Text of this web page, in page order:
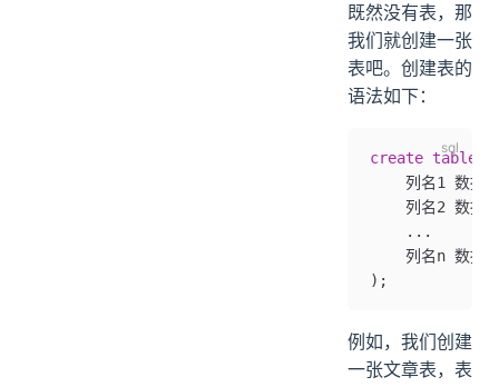
既然没有表，那
我们就创建一张
表吧。创建表的
语法如下：
create table
列名1 数据
列名2 数据
    ...
列名n 数据
);
例如，我们创建
一张文章表，表